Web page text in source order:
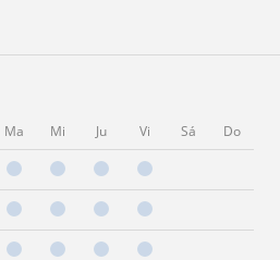
Ma Mi Ju Vi Sá Do